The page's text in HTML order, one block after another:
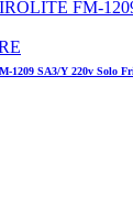
1209 SA3/Y 220v Solo